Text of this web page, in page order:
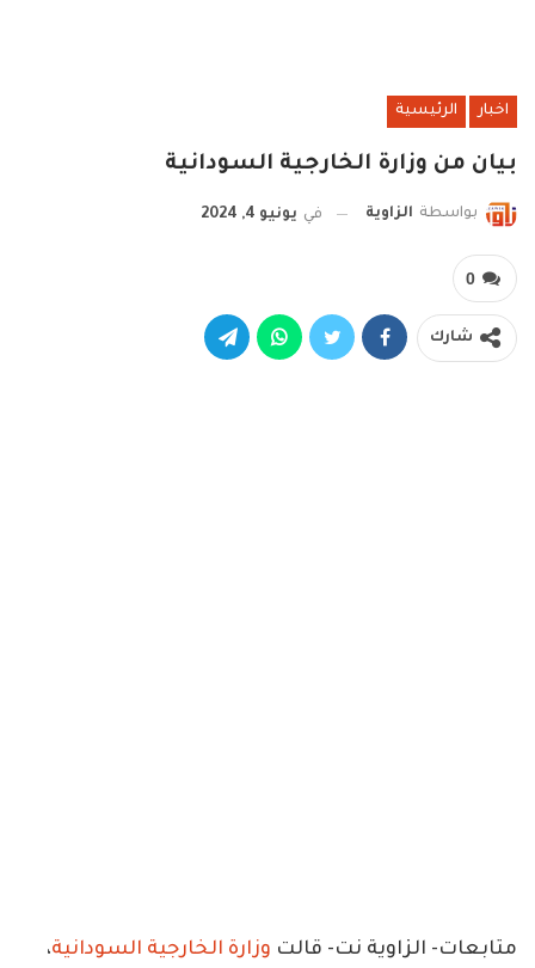
اخبار الرئيسية
بيان من وزارة الخارجية السودانية
بواسطة الزاوية في يونيو 4, 2024
0
شارك
متابعات- الزاوية نت- قالت وزارة الخارجية السودانية،